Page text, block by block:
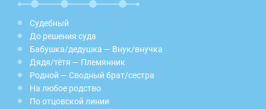
Судебный
До решения суда
Бабушка/дедушка — Внук/внучка
Дядя/тётя — Племянник
Родной — Сводный брат/сестра
На любое родство
По отцовской линии